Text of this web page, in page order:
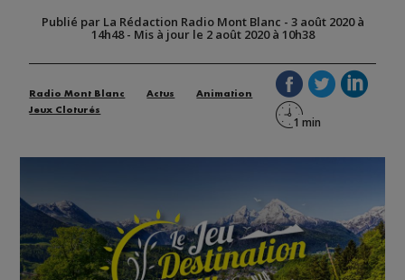
Publié par La Rédaction Radio Mont Blanc - 3 août 2020 à
14h48- Mis à jour le 2 août 2020 à 10h38
Radio Mont Blanc Actus
Animation
Jeux Cloturés